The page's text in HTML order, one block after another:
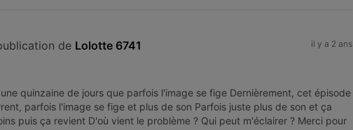
de Lolotte 6741 il y a 2 ans
quinzaine de jours que parfois l'image se fige Dernièrement, cet épisode
parfois l'image se fige et plus de son Parfois juste plus de son et ça
puis ça revient D'où vient le problème ? Qui peut m'éclairer ? Merci pour